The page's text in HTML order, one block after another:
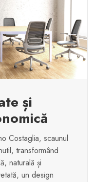
și
Costaglia, scaunul
transformând
naturală și
un design